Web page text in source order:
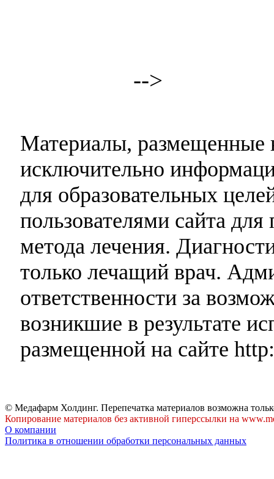
-->
Материалы, размещенные
исключительно
для образовательных
пользователями сайта
метода лечения.
только лечащий врач.
ответственности за
возникшие в результате
размещенной на сайте
© Медафарм Холдинг. Перепечатка материалов возможна
Копирование материалов без активной гиперссылки на
О компании
Политика в отношении обработки персональных данных